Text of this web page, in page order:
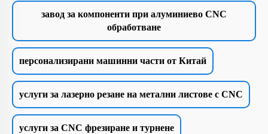
завод за компоненти при алуминиево CNC
обработване
персонализирани машинни части от Китай
услуги за лазерно резане на метални листове с CNC
услуги за CNC фрезиране и турнене